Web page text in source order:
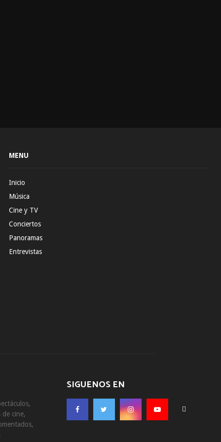
MENU
Inicio
Música
Cine y TV
Conciertos
Panoramas
Entrevistas
cine,
SIGUENOS EN